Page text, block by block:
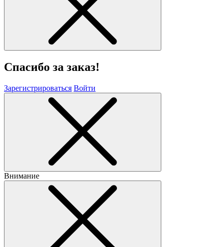
Спасибо за заказ!
Зарегистрироваться Войти
Внимание